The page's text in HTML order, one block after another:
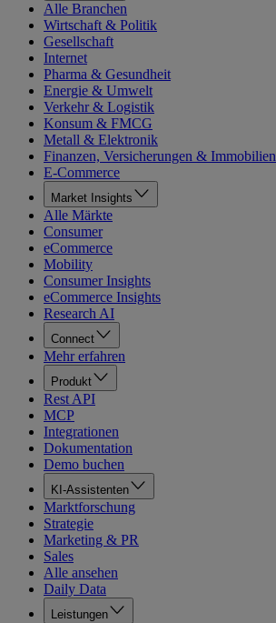
Alle Branchen
Wirtschaft & Politik
Gesellschaft
Internet
Pharma & Gesundheit
Energie & Umwelt
Verkehr & Logistik
Konsum & FMCG
Metall & Elektronik
Finanzen, Versicherungen & Immobilien
E-Commerce
Market Insights
Alle Märkte
Consumer
eCommerce
Mobility
Consumer Insights
eCommerce Insights
Research AI
Connect
Mehr erfahren
Produkt
Rest API
MCP
Integrationen
Dokumentation
Demo buchen
KI-Assistenten
Marktforschung
Strategie
Marketing & PR
Sales
Alle ansehen
Daily Data
Leistungen